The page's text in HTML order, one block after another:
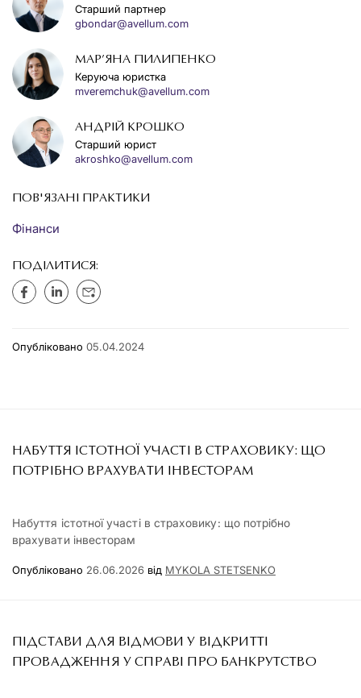
Старший партнер
gbondar@avellum.com
МАР’ЯНА ПИЛИПЕНКО
Керуюча юристка
mveremchuk@avellum.com
АНДРІЙ КРОШКО
Старший юрист
akroshko@avellum.com
ПОВ'ЯЗАНІ ПРАКТИКИ
Фінанси
ПОДІЛИТИСЯ:
Опубліковано 05.04.2024
НАБУТТЯ ІСТОТНОЇ УЧАСТІ В СТРАХОВИКУ: ЩО
ПОТРІБНО ВРАХУВАТИ ІНВЕСТОРАМ
Набуття істотної участі в страховику: що потрібно
врахувати інвесторам
Опубліковано 26.06.2026 від MYKOLA STETSENKO
ПІДСТАВИ ДЛЯ ВІДМОВИ У ВІДКРИТТІ
ПРОВАДЖЕННЯ У СПРАВІ ПРО БАНКРУТСТВО